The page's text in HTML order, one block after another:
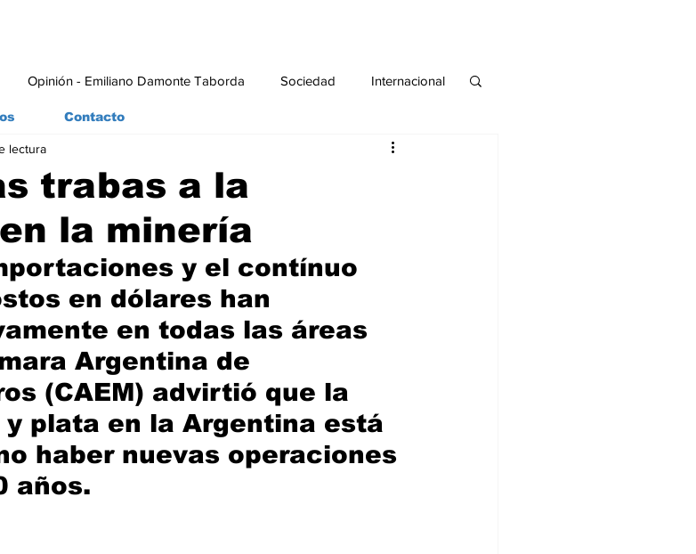
Opinión - Emiliano Damonte Taborda Sociedad Internacional
y Producción
trabas a la
la minería
lectura
y el contínuo
en dólares han
en todas las áreas
Argentina de
(CAEM) advirtió que la
plata en la Argentina está
haber nuevas operaciones
años.
Contacto